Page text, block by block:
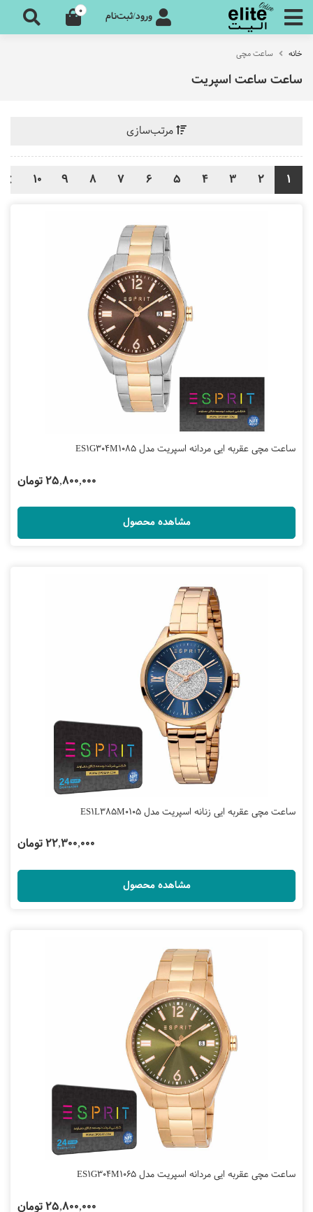
ورود/ثبت‌نام 0
خانه ساعت مچی
ساعت ساعت اسپریت
مرتب‌سازی
1
2
3
4
5
6
7
8
9
10
ساعت مچی عقربه ایی مردانه اسپریت مدل ES1G304M1085
25,800,000 تومان
مشاهده محصول
ساعت مچی عقربه ایی زنانه اسپریت مدل ES1L385M0105
22,300,000 تومان
مشاهده محصول
ساعت مچی عقربه ایی مردانه اسپریت مدل ES1G304M1065
25,800,000 تومان